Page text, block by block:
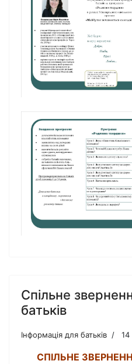
Спільне
батьків
Інформація для батьків 14
СПІЛЬНЕ